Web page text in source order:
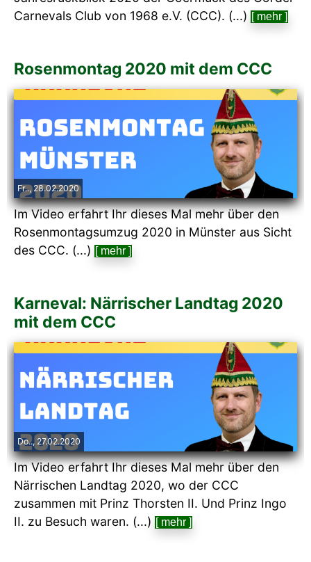
Carnevals Club von 1968 e.V. (CCC). (...) [ mehr ]
Rosenmontag 2020 mit dem CCC
Fr.., 28.02.2020
Im Video erfahrt Ihr dieses Mal mehr über den
Rosenmontagsumzug 2020 in Münster aus Sicht
des CCC. (...) [ mehr ]
Karneval: Närrischer Landtag 2020
mit dem CCC
Do.., 27.02.2020
Im Video erfahrt Ihr dieses Mal mehr über den
Närrischen Landtag 2020, wo der CCC
zusammen mit Prinz Thorsten II. Und Prinz Ingo
II. zu Besuch waren. (...) [ mehr ]